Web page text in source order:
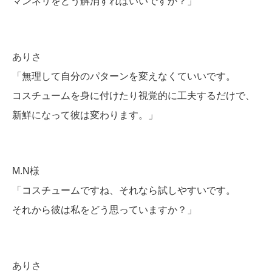
ありさ
「無理して自分のパターンを変えなくていいです。
コスチュームを身に付けたり視覚的に工夫するだけで、
新鮮になって彼は変わります。」
M.N様
「コスチュームですね、それなら試しやすいです。
それから彼は私をどう思っていますか？」
ありさ